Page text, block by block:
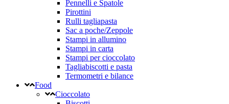
Pennelli e Spatole
Pirottini
Rulli tagliapasta
Sac a poche/Zeppole
Stampi in allumino
Stampi in carta
Stampi per cioccolato
Tagliabiscotti e pasta
Termometri e bilance
Food
Cioccolato